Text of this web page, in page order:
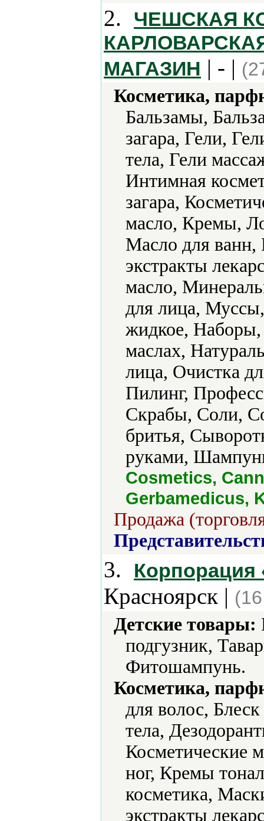
2.
ЧЕШСКАЯ
МАГАЗИН | - |
Косметика,
Бальзамы,
загара, Гели,
тела, Гели
Интимная
загара,
масло, Кремы,
Масло для
экстракты
масло,
для лица,
жидкое, Наборы,
маслах,
лица, Очистка
Пилинг,
Скрабы, Соли,
бритья,
руками,
Cosmetics,
Gerbamedicus,
Продажа
3. Корпорация
Красноярск |
Детские товары:
подгузник,
Фитошампунь.
Косметика,
для волос,
тела,
Косметические
ног, Кремы
косметика,
экстракты